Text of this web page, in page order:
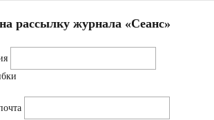
рассылку журнала «Сеанс»